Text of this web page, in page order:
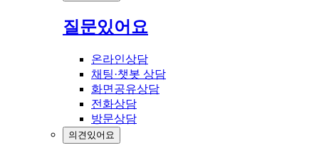
질문있어요
온라인상담
채팅·챗봇 상담
화면공유상담
전화상담
방문상담
의견있어요